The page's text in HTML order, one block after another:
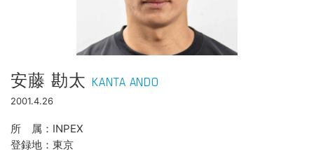
安藤 勘太 KANTA ANDO
2001.4.26
所属
INPEX
登録地
東京